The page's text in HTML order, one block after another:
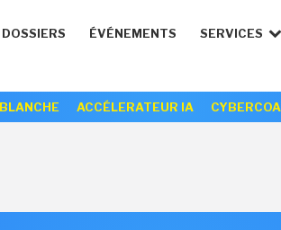
DOSSIERS ÉVÉNEMENTS SERVICES
ACCÉLERATEUR IA